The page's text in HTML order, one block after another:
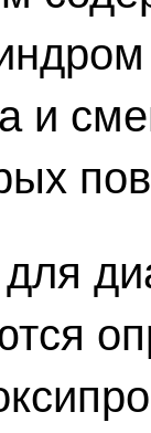
и